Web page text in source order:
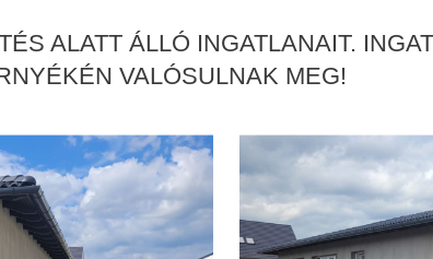
ALATT ÁLLÓ INGATLANAIT.
VALÓSULNAK MEG!